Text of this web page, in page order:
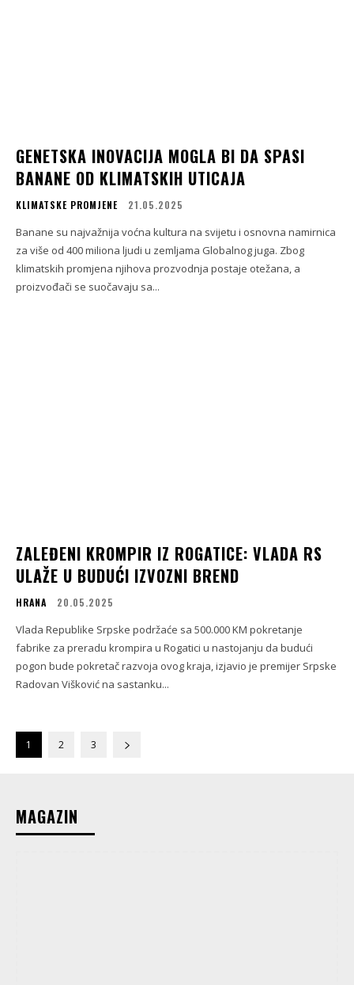
GENETSKA INOVACIJA MOGLA BI DA SPASI
BANANE OD KLIMATSKIH UTICAJA
KLIMATSKE PROMJENE 21.05.2025
Banane su najvažnija voćna kultura na svijetu i osnovna namirnica
za više od 400 miliona ljudi u zemljama Globalnog juga. Zbog
klimatskih promjena njihova prozvodnja postaje otežana, a
proizvođači se suočavaju sa...
ZALEĐENI KROMPIR IZ ROGATICE: VLADA RS
ULAŽE U BUDUĆI IZVOZNI BREND
HRANA 20.05.2025
Vlada Republike Srpske podržaće sa 500.000 KM pokretanje
fabrike za preradu krompira u Rogatici u nastojanju da budući
pogon bude pokretač razvoja ovog kraja, izjavio je premijer Srpske
Radovan Višković na sastanku...
1 2 3
MAGAZIN